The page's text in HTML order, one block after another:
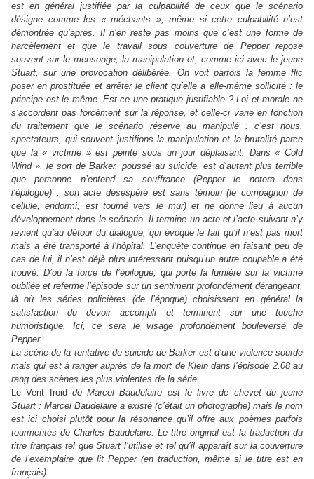
est en général justifiée par la culpabilité de ceux que le scénario
désigne comme les « méchants », même si cette culpabilité n’est
démontrée qu’après. Il n’en reste pas moins que c’est une forme de
harcèlement et que le travail sous couverture de Pepper repose
souvent sur le mensonge, la manipulation et, comme ici avec le jeune
Stuart, sur une provocation délibérée. On voit parfois la femme flic
poser en prostituée et arrêter le client qu’elle a elle-même sollicité : le
principe est le même. Est-ce une pratique justifiable ? Loi et morale ne
s’accordent pas forcément sur la réponse, et celle-ci varie en fonction
du traitement que le scénario réserve au manipulé : c’est nous,
spectateurs, qui souvent justifions la manipulation et la brutalité parce
que la « victime » est peinte sous un jour déplaisant. Dans « Cold
Wind », le sort de Barker, poussé au suicide, est d’autant plus terrible
que personne n’entend sa souffrance (Pepper le notera dans
l’épilogue) ; son acte désespéré est sans témoin (le compagnon de
cellule, endormi, est tourné vers le mur) et ne donne lieu à aucun
développement dans le scénario. Il termine un acte et l’acte suivant n’y
revient qu’au détour du dialogue, qui évoque le fait qu’il n’est pas mort
mais a été transporté à l’hôpital. L’enquête continue en faisant peu de
cas de lui, il n’est déjà plus intéressant puisqu’un autre coupable a été
trouvé. D’où la force de l’épilogue, qui porte la lumière sur la victime
oubliée et referme l’épisode sur un sentiment profondément dérangeant,
là où les séries policières (de l’époque) choisissent en général la
satisfaction du devoir accompli et terminent sur une touche
humoristique. Ici, ce sera le visage profondément bouleversé de
Pepper.
La scène de la tentative de suicide de Barker est d’une violence sourde
mais qui est à ranger auprès de la mort de Klein dans l’épisode 2.08 au
rang des scènes les plus violentes de la série.
Le Vent froid de Marcel Baudelaire est le livre de chevet du jeune
Stuart : Marcel Baudelaire a existé (c’était un photographe) mais le nom
est ici choisi plutôt pour la résonance qu’il offre aux poèmes parfois
tourmentés de Charles Baudelaire. Le titre original est la traduction du
titre français tel que Stuart l’utilise et tel qu’il apparaît sur la couverture
de l’exemplaire que lit Pepper (en traduction, même si le titre est en
français).